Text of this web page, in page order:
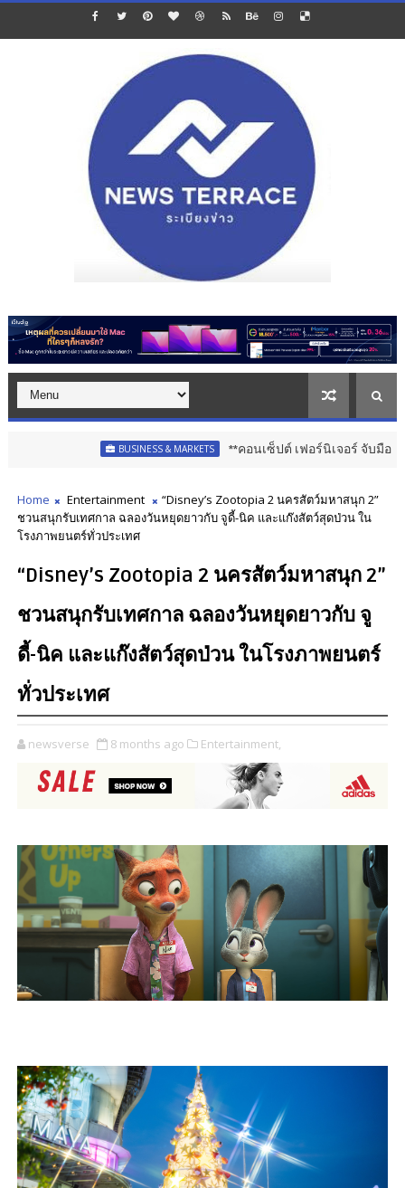
BUSINESS & MARKETS **คอนเซ็ปต์ เฟอร์นิเจอร์ จับมือ ศุภาลัย เปิด
Home Entertainment
“Disney’s Zootopia 2 นครสัตว์มหาสนุก 2”
ชวนสนุกรับเทศกาล ฉลองวันหยุดยาวกับ จูดี้-นิค และแก๊งสัตว์สุดป่วน ใน
โรงภาพยนตร์ทั่วประเทศ
“Disney’s Zootopia 2 นครสัตว์มหาสนุก 2”
ชวนสนุกรับเทศกาล ฉลองวันหยุดยาวกับ จู
ดี้-นิค และแก๊งสัตว์สุดป่วน ในโรงภาพยนตร์
ทั่วประเทศ
newsverse 8 months ago Entertainment,